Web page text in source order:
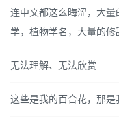
连中文都这么晦涩，大
学，植物学名，大量的修
无法理解、无法欣赏
这些是我的百合花，那是